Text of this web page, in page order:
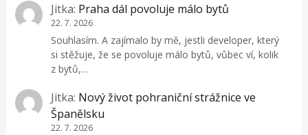
Jitka: Praha dál povoluje málo bytů
22. 7. 2026
Souhlasím. A zajímalo by mě, jestli developer, který
si stěžuje, že se povoluje málo bytů, vůbec ví, kolik
z bytů,…
Jitka: Nový život pohraniční strážnice ve
Španělsku
22. 7. 2026